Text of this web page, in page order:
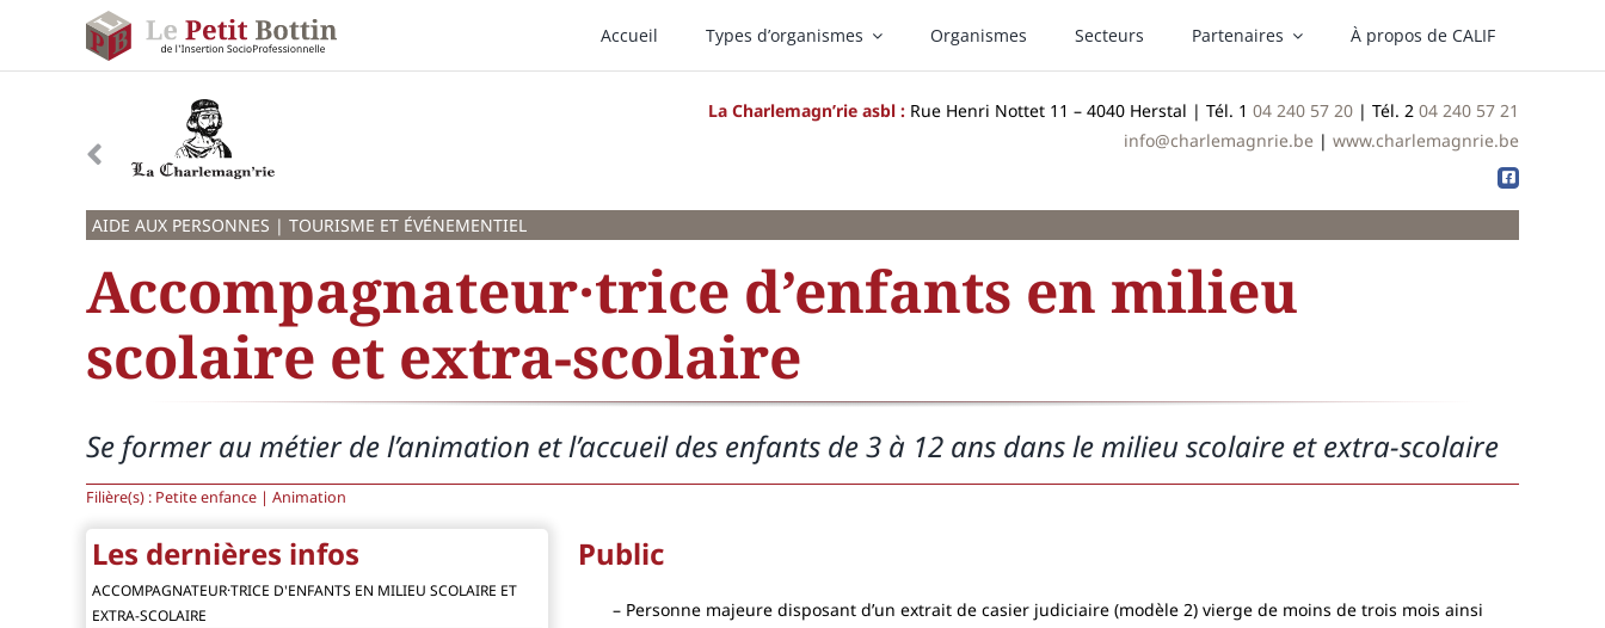
contenu
Accueil Types d’organismes Organismes Secteurs Partenaires À propos de CALIF
La Charlemagn’rie asbl : Rue Henri Nottet 11 – 4040 Herstal | Tél. 104 240 57 20 | Tél. 204 240 57 21
info@charlemagnrie.be |www.charlemagnrie.be
AIDE AUX PERSONNES | TOURISME ET ÉVÉNEMENTIEL
Accompagnateur·trice d’enfants en milieu
scolaire et extra-scolaire
Se former au métier de l’animation et l’accueil des enfants de 3 à 12 ans dans le milieu scolaire et extra-scolaire
Filière(s) : Petite enfance | Animation
Les dernières infos
ACCOMPAGNATEUR·TRICE D'ENFANTS EN MILIEU SCOLAIRE ET
EXTRA-SCOLAIRE
Public
Personne majeure disposant d’un extrait de casier judiciaire (modèle 2) vierge de moins de trois mois ainsi